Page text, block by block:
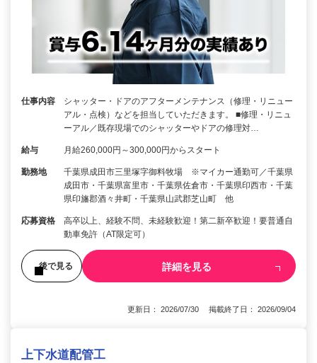
仕事内容
シャッター・ドアのアフターメンテナンス（修理・リニュー
アル・点検）などを担当していただきます。 ■修理・リニュ
ーアル／既存現場でのシャッターやドアの修理対…
給与 月給260,000円～300,000円からスタート
勤務地
千葉県成田市三里塚字御料牧場 ※マイカー通勤可／千葉県
成田市・千葉県富里市・千葉県佐倉市・千葉県印西市・千葉
県印旛郡酒々井町・千葉県山武郡芝山町 他
応募資格
高卒以上、経験不問、未経験歓迎！第二新卒歓迎！要普通自
動車免許（AT限定可）
後で見る 詳細を見る
更新日： 2026/07/30 掲載終了日： 2026/09/04
上下水道配管工